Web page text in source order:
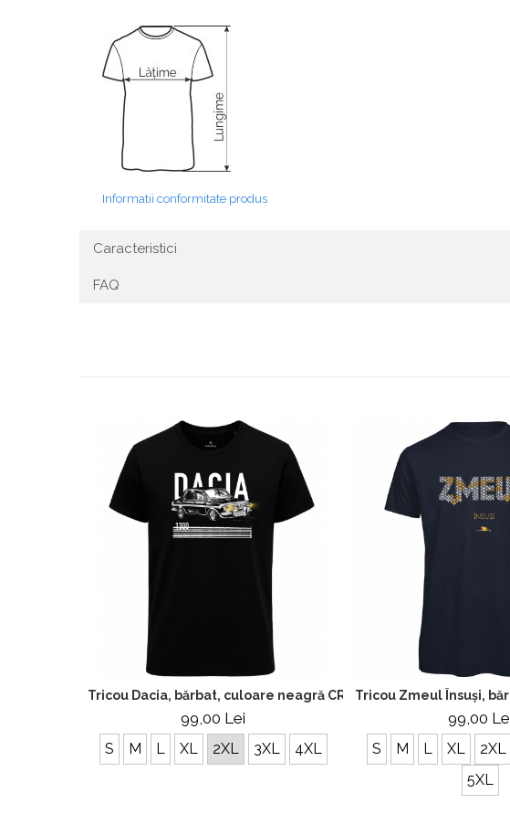
Informatii conformitate produs
Caracteristici
FAQ
Tricou Dacia, bărbat, culoare neagră CRP121
99,00 Lei
S M L XL 2XL 3XL 4XL
Tricou Zmeul Însuși,
99,00
S M L XL 2XL
5XL